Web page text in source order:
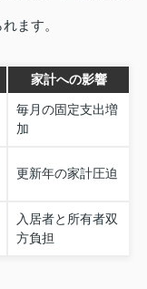
ます。
家計への影響
毎月の固定支出増
加
更新年の家計圧迫
入居者と所有者双
方負担